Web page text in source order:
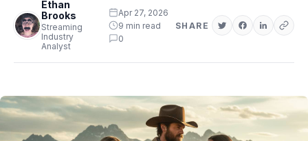
Ethan
Brooks
Streaming
Industry
Analyst
Apr 27, 2026
9 min read
0
SHARE